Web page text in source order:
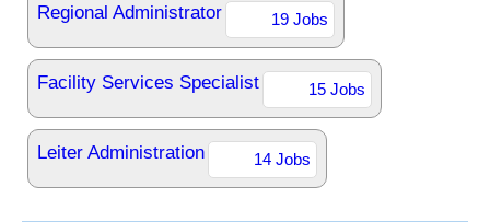
Regional Administrator 19 Jobs
Facility Services Specialist 15 Jobs
Leiter Administration 14 Jobs